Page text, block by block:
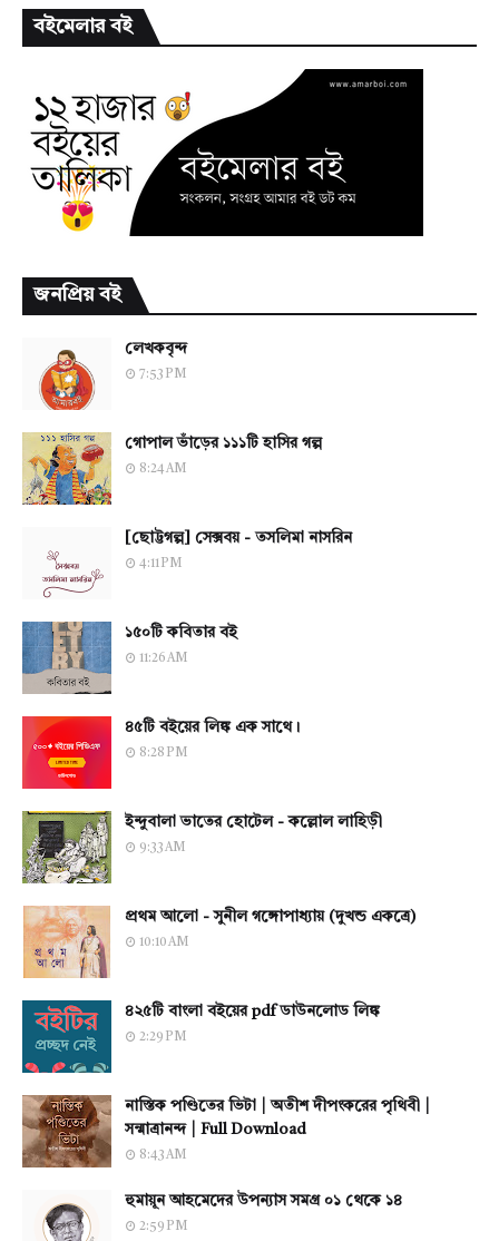
বইমেলার বই
জনপ্রিয় বই
লেখকবৃন্দ
7:53 PM
গোপাল ভাঁড়ের ১১১টি হাসির গল্প
8:24 AM
[ছোট্টগল্প] সেক্সবয় - তসলিমা নাসরিন
4:11 PM
১৫০টি কবিতার বই
11:26 AM
৪৫টি বইয়ের লিঙ্ক এক সাথে।
8:28 PM
ইন্দুবালা ভাতের হোটেল - কল্লোল লাহিড়ী
9:33 AM
প্রথম আলো - সুনীল গঙ্গোপাধ্যায় (দুখন্ড একত্রে)
10:10 AM
৪২৫টি বাংলা বইয়ের pdf ডাউনলোড লিঙ্ক
2:29 PM
নাস্তিক পণ্ডিতের ভিটা | অতীশ দীপংকরের পৃথিবী |
সন্মাত্রানন্দ | Full Download
8:43 AM
হুমায়ূন আহমেদের উপন্যাস সমগ্র ০১ থেকে ১৪
2:59 PM